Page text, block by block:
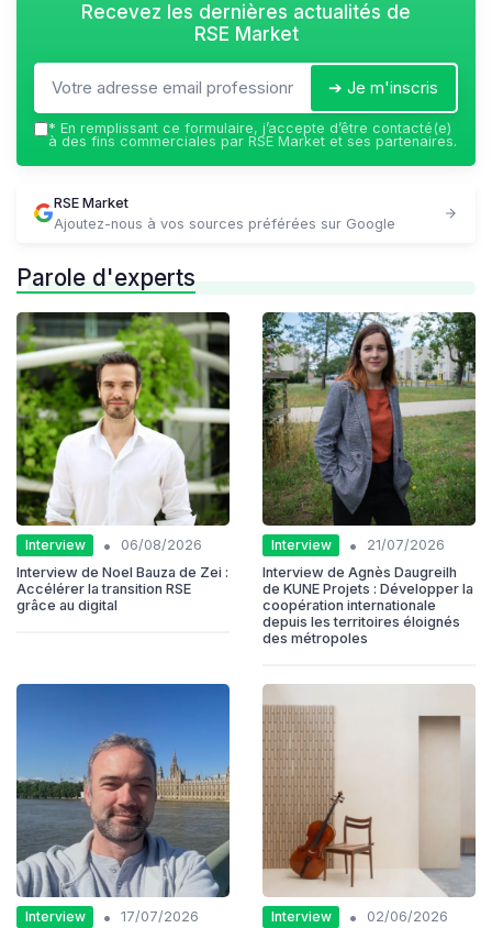
Recevez les dernières actualités de
RSE Market
➔ Je m'inscris
* En remplissant ce formulaire, j’accepte d’être contacté(e)
à des fins commerciales par RSE Market et ses partenaires.
RSE Market
Ajoutez-nous à vos sources préférées sur Google
Parole d'experts
Interview •
06/08/2026
Interview de Noel Bauza de Zei :
Accélérer la transition RSE
grâce au digital
Interview •
21/07/2026
Interview de Agnès Daugreilh
de KUNE Projets : Développer la
coopération internationale
depuis les territoires éloignés
des métropoles
Interview • 17/07/2026 Interview • 02/06/2026